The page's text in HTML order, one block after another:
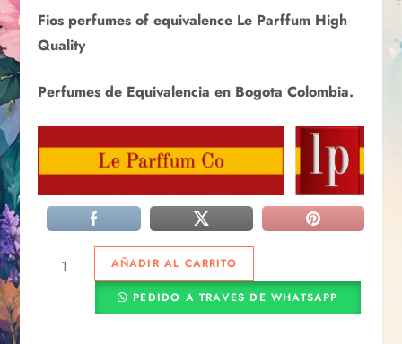
Fios perfumes of equivalence Le Parffum High
Quality
Perfumes de Equivalencia en Bogota Colombia.
AÑADIR AL CARRITO
PEDIDO A TRAVES DE WHATSAPP